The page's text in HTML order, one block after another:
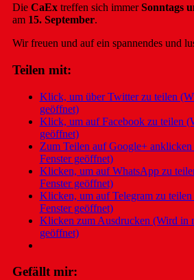
Die CaExtreffen sich immerSonntags
am 15. September.
Wir freuen und auf ein spannendes und
Teilen mit:
Klick, um über Twitter zu teilen
geöffnet)
Klick, um auf Facebook zu teilen
geöffnet)
Zum Teilen auf Google+
Fenster geöffnet)
Klicken, um auf WhatsApp zu
Fenster geöffnet)
Klicken, um auf Telegram zu
Fenster geöffnet)
Klicken zum Ausdrucken (Wird in
geöffnet)
Gefällt mir: